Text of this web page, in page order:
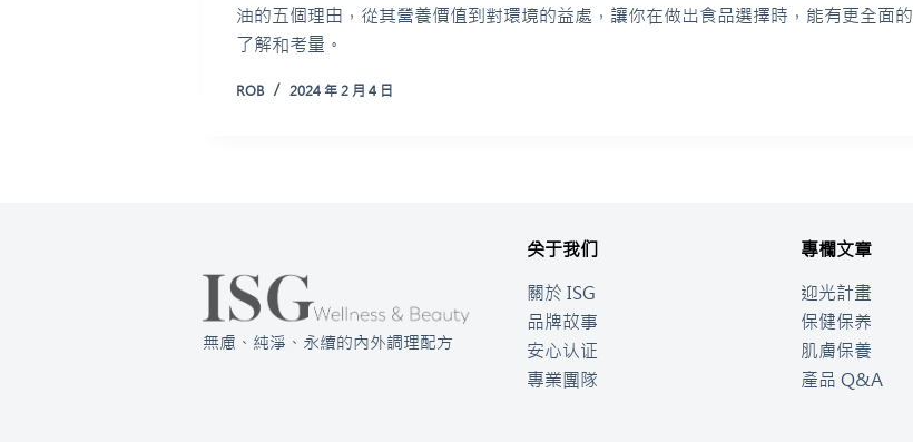
油的五個理由，從其營養價值到對環境的益處，讓你在做出食品選擇時，能有更全面的
了解和考量。
ROB 2024 年 2 月 4 日
無慮、純淨、永續的內外調理配方
关于我们
關於 ISG
品牌故事
安心认证
專業團隊
專欄文章
迎光計畫
保健保养
肌膚保養
產品 Q&A